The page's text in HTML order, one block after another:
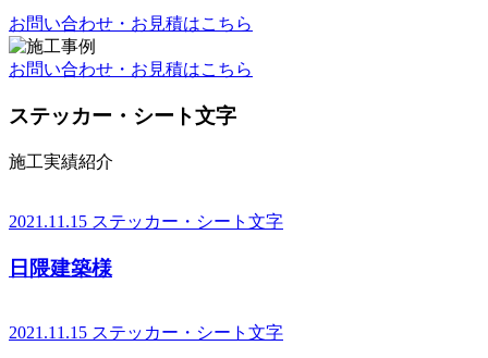
お問い合わせ・お見積はこちら
お問い合わせ・お見積はこちら
ステッカー・シート文字
施工実績紹介
2021.11.15 ステッカー・シート文字
日隈建築様
2021.11.15 ステッカー・シート文字